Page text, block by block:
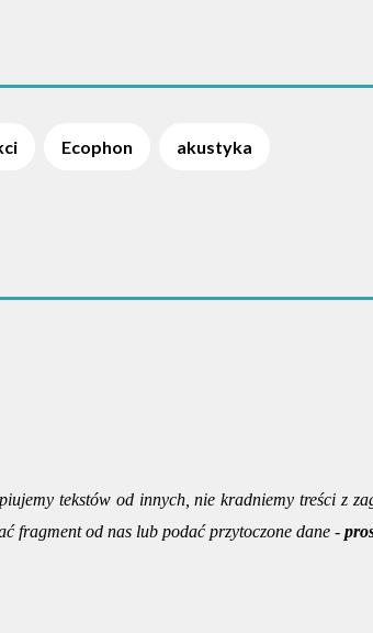
Ecophon akustyka
tekstów od innych, nie kradniemy treści z
fragment od nas lub podać przytoczone dane -